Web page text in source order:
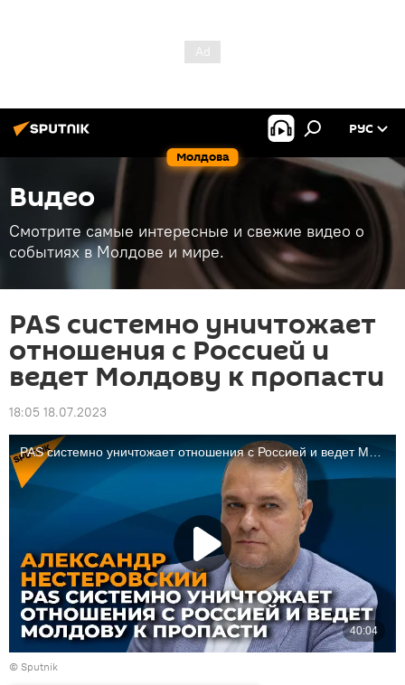
Молдова
РУС
Видео
Смотрите самые интересные и свежие видео о
событиях в Молдове и мире.
PAS системно уничтожает
отношения с Россией и
ведет Молдову к пропасти
18:05 18.07.2023
© Sputnik